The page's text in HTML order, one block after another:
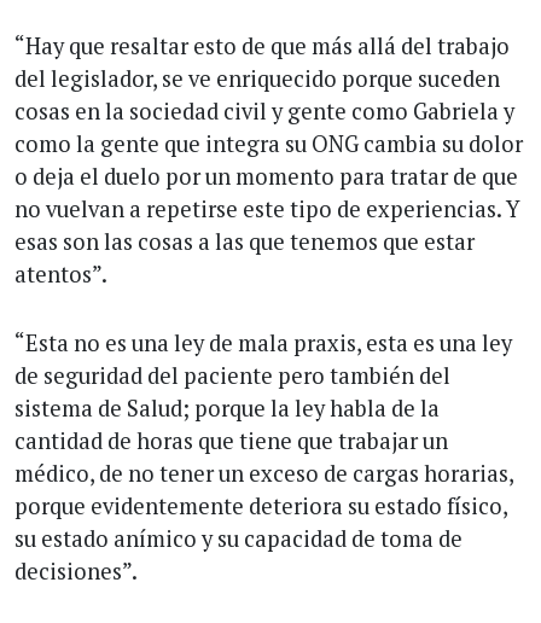
“Hay que resaltar esto de que más allá del trabajo
del legislador, se ve enriquecido porque suceden
cosas en la sociedad civil y gente como Gabriela y
como la gente que integra su ONG cambia su dolor
o deja el duelo por un momento para tratar de que
no vuelvan a repetirse este tipo de experiencias. Y
esas son las cosas a las que tenemos que estar
atentos”.
“Esta no es una ley de mala praxis, esta es una ley
de seguridad del paciente pero también del
sistema de Salud; porque la ley habla de la
cantidad de horas que tiene que trabajar un
médico, de no tener un exceso de cargas horarias,
porque evidentemente deteriora su estado físico,
su estado anímico y su capacidad de toma de
decisiones”.